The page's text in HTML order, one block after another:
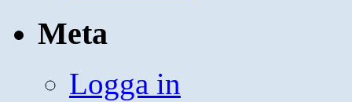
Meta
Logga in